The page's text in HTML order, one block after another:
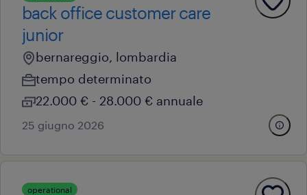
back office customer care
junior
bernareggio, lombardia
tempo determinato
22.000 € - 28.000 € annuale
25 giugno 2026
operational